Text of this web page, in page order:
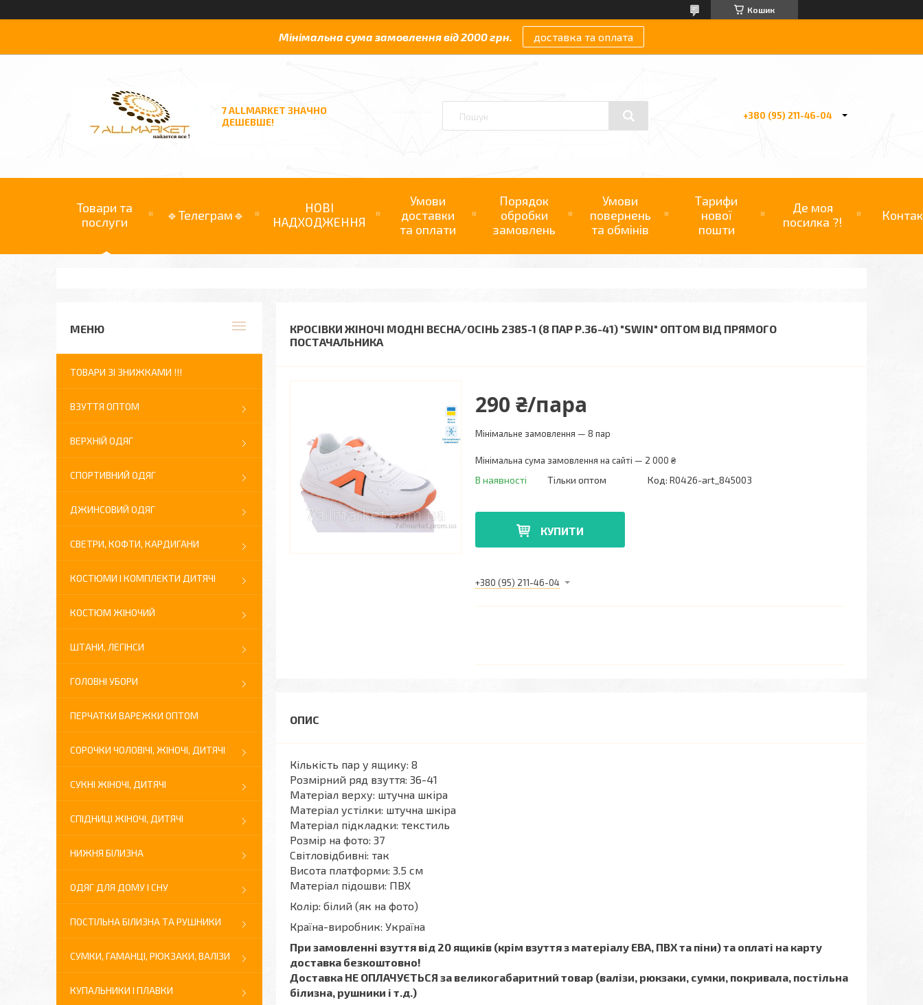
Кошик
Мінімальна сума замовлення від 2000 грн. доставка та оплата
7 ALLMARKET ЗНАЧНО
ДЕШЕВШЕ!
+380 (95) 211-46-04
Товари та
послуги
🔹Телеграм🔹
НОВІ
НАДХОДЖЕННЯ
Умови
доставки
та оплати
Порядок
обробки
замовлень
Умови
повернень
та обмінів
Тарифи
нової
пошти
Де моя
посилка ?!
КРОСІВКИ ЖІНОЧІ МОДНІ ВЕСНА/ОСІНЬ 2385-1 (8 ПАР Р.36-41) "SWIN" ОПТОМ ВІД ПРЯМОГО
ПОСТАЧАЛЬНИКА
290 ₴/пара
Мінімальне замовлення — 8 пар
Мінімальна сума замовлення на сайті — 2 000 ₴
В наявності Тільки оптом Код: R0426-art_845003
КУПИТИ
+380 (95) 211-46-04
Кількість пар у ящику: 8
Розмірний ряд взуття: 36-41
Матеріал верху: штучна шкіра
Матеріал устілки: штучна шкіра
Матеріал підкладки: текстиль
Розмір на фото: 37
Світловідбивні: так
Висота платформи: 3.5 см
Матеріал підошви: ПВХ
Колір: білий (як на фото)
Країна-виробник: Україна
При замовленні взуття від 20 ящиків (крім взуття з матеріалу ЕВА, ПВХ та піни) та оплаті на карту
доставка безкоштовно!
Доставка НЕ ​​ОПЛАЧУЄТЬСЯ за великогабаритний товар (валізи, рюкзаки, сумки, покривала, постільна
білизна, рушники і т.д.)
ТОВАРИ ЗІ ЗНИЖКАМИ !!!
ВЗУТТЯ ОПТОМ
ВЕРХНІЙ ОДЯГ
СПОРТИВНИЙ ОДЯГ
ДЖИНСОВИЙ ОДЯГ
СВЕТРИ, КОФТИ, КАРДИГАНИ
КОСТЮМИ І КОМПЛЕКТИ ДИТЯЧІ
КОСТЮМ ЖІНОЧИЙ
ШТАНИ, ЛЕГІНСИ
ГОЛОВНІ УБОРИ
ПЕРЧАТКИ ВАРЕЖКИ ОПТОМ
СОРОЧКИ ЧОЛОВІЧІ, ЖІНОЧІ, ДИТЯЧІ
СУКНІ ЖІНОЧІ, ДИТЯЧІ
СПІДНИЦІ ЖІНОЧІ, ДИТЯЧІ
НИЖНЯ БІЛИЗНА
ОДЯГ ДЛЯ ДОМУ І СНУ
ПОСТІЛЬНА БІЛИЗНА ТА РУШНИКИ
СУМКИ, ГАМАНЦІ, РЮКЗАКИ, ВАЛІЗИ
КУПАЛЬНИКИ І ПЛАВКИ